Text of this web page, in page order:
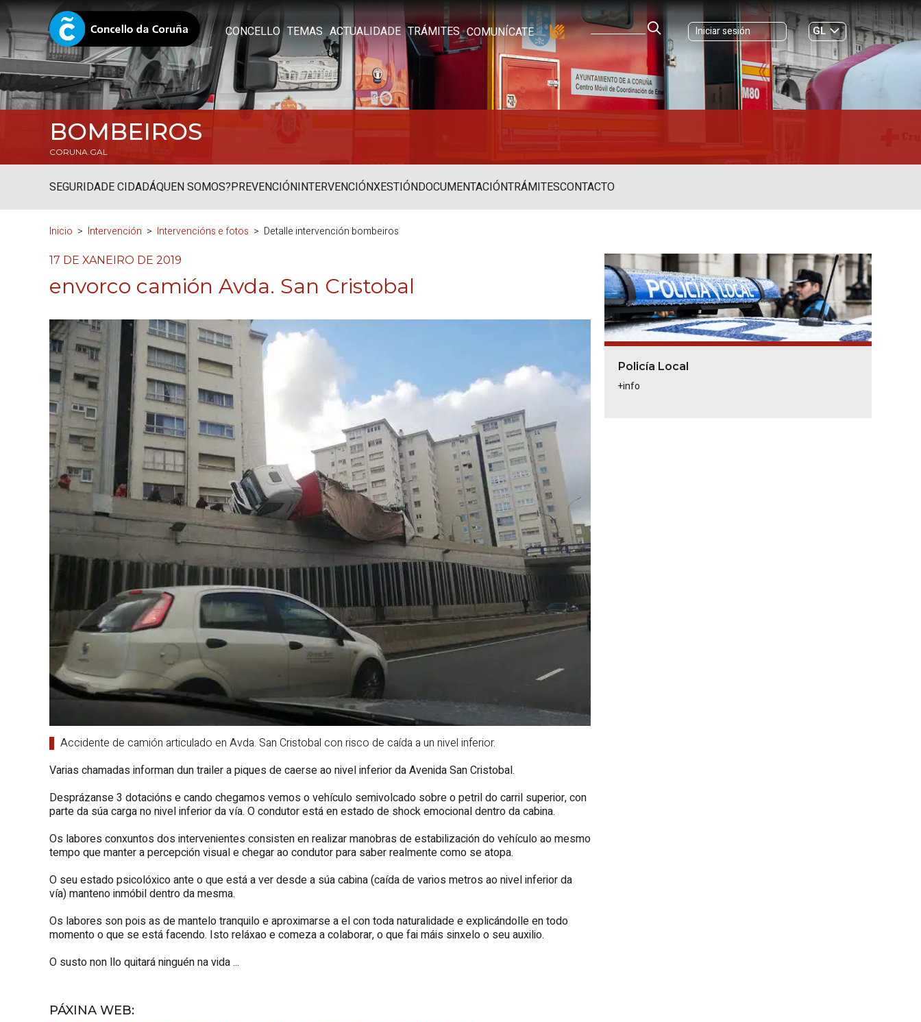
CONCELLO TEMAS ACTUALIDADE TRÁMITES COMUNÍCATE Iniciar sesión
GL
ES|
BOMBEIROS
CORUNA.GAL
SEGURIDADE CIDADÁQUEN SOMOS?PREVENCIÓNINTERVENCIÓNXESTIÓNDOCUMENTACIÓNTRÁMITESCONTACTO
Inicio Intervención Intervencións e fotos Detalle intervención bombeiros
17 DE XANEIRO DE 2019
envorco camión Avda. San Cristobal
Accidente de camión articulado en Avda. San Cristobal con risco de caída a un nivel inferior.
Varias chamadas informan dun trailer a piques de caerse ao nivel inferior da Avenida San Cristobal.
Desprázanse 3 dotacións e cando chegamos vemos o vehículo semivolcado sobre o petril do carril superior, con
parte da súa carga no nivel inferior da vía. O condutor está en estado de shock emocional dentro da cabina.
Os labores conxuntos dos intervenientes consisten en realizar manobras de estabilización do vehículo ao mesmo
tempo que manter a percepción visual e chegar ao condutor para saber realmente como se atopa.
O seu estado psicolóxico ante o que está a ver desde a súa cabina (caída de varios metros ao nivel inferior da
vía) manteno inmóbil dentro da mesma.
Os labores son pois as de mantelo tranquilo e aproximarse a el con toda naturalidade e explicándolle en todo
momento o que se está facendo. Isto reláxao e comeza a colaborar, o que fai máis sinxelo o seu auxilio.
O susto non llo quitará ninguén na vida ...
PÁXINA WEB:
Policía Local
+info